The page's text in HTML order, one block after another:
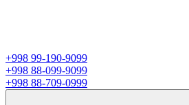
+998 99-190-9099
+998 88-099-9099
+998 88-709-0999